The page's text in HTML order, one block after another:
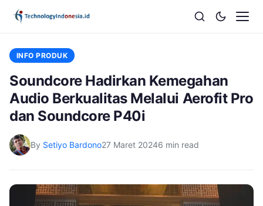
INFO PRODUK
Soundcore Hadirkan Kemegahan
Audio Berkualitas Melalui Aerofit Pro
dan Soundcore P40i
By Setiyo Bardono27 Maret 20246 min read